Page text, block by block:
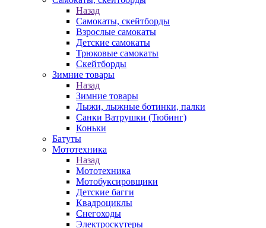
Назад
Самокаты, скейтборды
Взрослые самокаты
Детские самокаты
Трюковые самокаты
Скейтборды
Зимние товары
Назад
Зимние товары
Лыжи, лыжные ботинки, палки
Санки Ватрушки (Тюбинг)
Коньки
Батуты
Мототехника
Назад
Мототехника
Мотобуксировщики
Детские багги
Квадроциклы
Снегоходы
Электроскутеры